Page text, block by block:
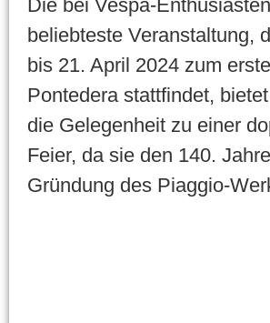
Die bei Vespa-
beliebteste Veranstaltung,
bis 21. April 2024 zum
Pontedera stattfindet,
die Gelegenheit zu einer
Feier, da sie den 140.
Gründung des Piaggio-